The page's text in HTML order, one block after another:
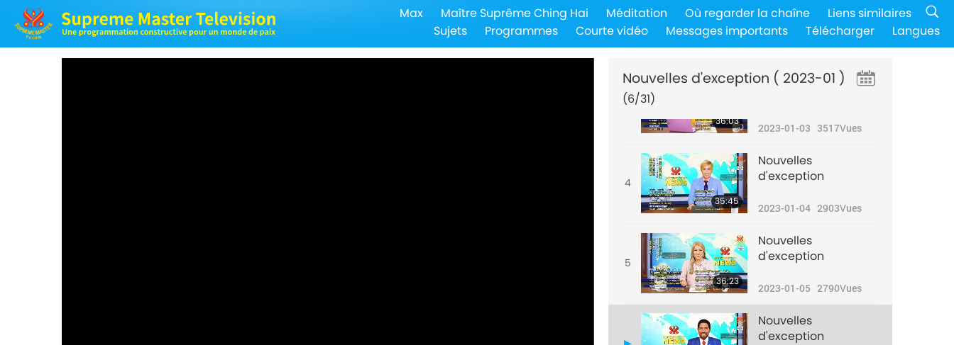
Max Maître Suprême Ching Hai Méditation Où regarder la chaîne
Liens similaires
Sujets
Programmes Courte vidéo Messages importants Télécharger Langues
Nouvelles d'exception ( 2023-01 )
(6/31)
2
d'exception
2023-01-022672Vues
3
36:03
Nouvelles
2023-01-03 3517Vues
4
35:45
Nouvelles
d'exception
2023-01-04 2903Vues
5
36:23
Nouvelles
d'exception
2023-01-05 2790Vues
Nouvelles
d'exception